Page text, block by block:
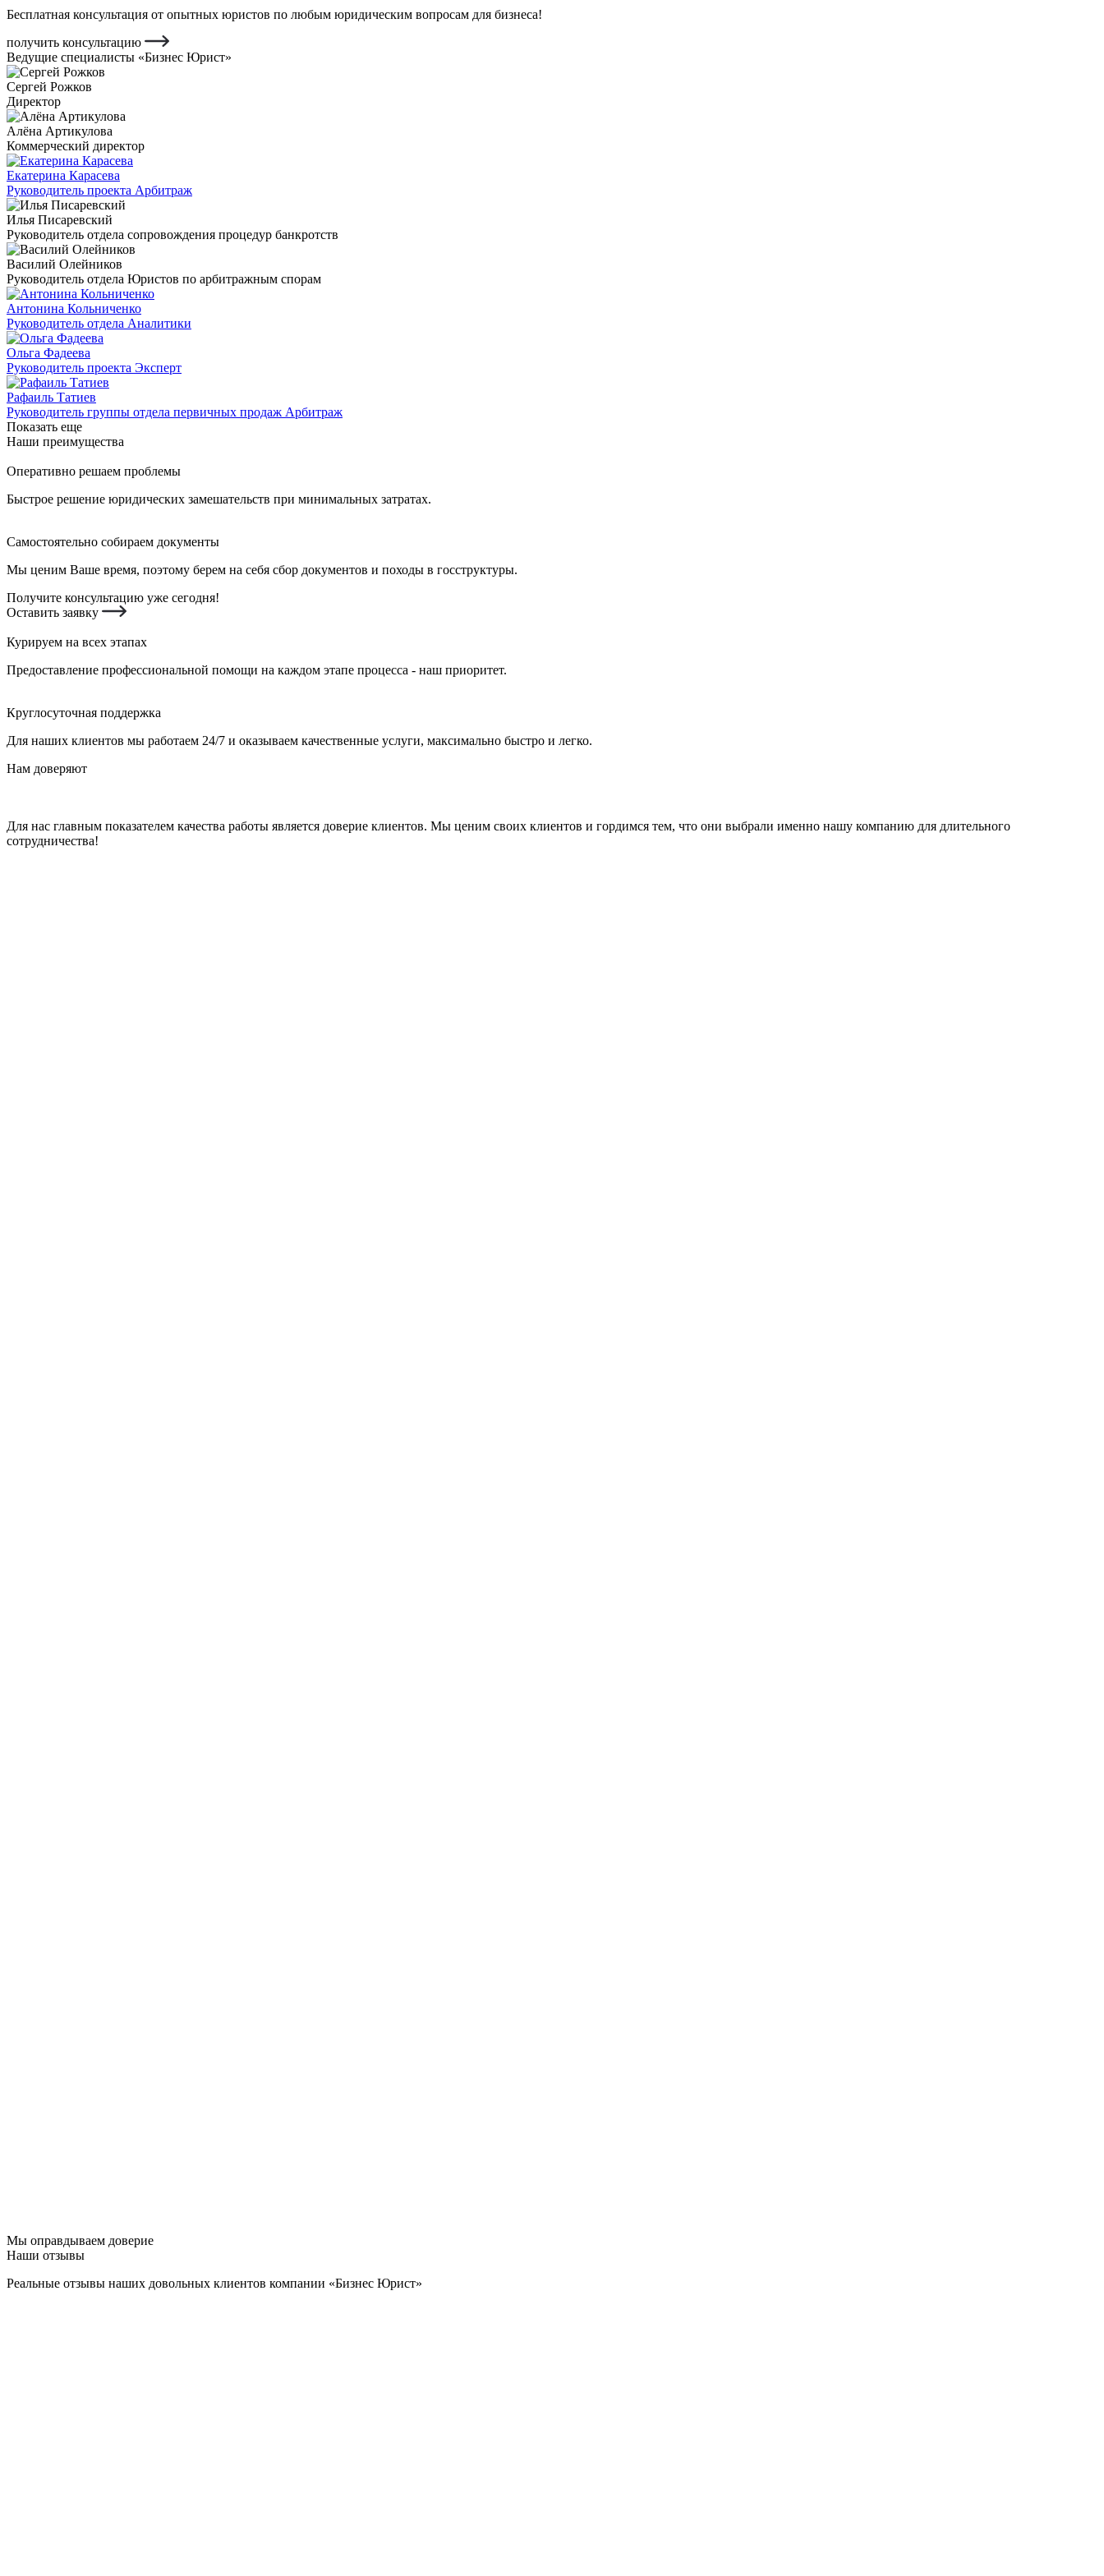
Бесплатная консультация от опытных юристов по любым юридическим вопросам для бизнеса!
получить консультацию
Ведущие специалисты «Бизнес Юрист»
Сергей Рожков
Директор
Алёна Артикулова
Коммерческий директор
Екатерина Карасева
Руководитель проекта Арбитраж
Илья Писаревский
Руководитель отдела сопровождения процедур банкротств
Василий Олейников
Руководитель отдела Юристов по арбитражным спорам
Антонина Кольниченко
Руководитель отдела Аналитики
Ольга Фадеева
Руководитель проекта Эксперт
Рафаиль Татиев
Руководитель группы отдела первичных продаж Арбитраж
Показать еще
Наши преимущества
Оперативно решаем проблемы
Быстрое решение юридических замешательств при минимальных затратах.
Самостоятельно собираем документы
Мы ценим Ваше время, поэтому берем на себя сбор документов и походы в госструктуры.
Получите консультацию уже сегодня!
Оставить заявку
Курируем на всех этапах
Предоставление профессиональной помощи на каждом этапе процесса - наш приоритет.
Круглосуточная поддержка
Для наших клиентов мы работаем 24/7 и оказываем качественные услуги, максимально быстро и легко.
Нам доверяют
Для нас главным показателем качества работы является доверие клиентов. Мы ценим своих клиентов и гордимся тем, что они выбрали именно нашу компанию для длительного
сотрудничества!
Мы оправдываем доверие
Наши отзывы
Реальные отзывы наших довольных клиентов компании «Бизнес Юрист»